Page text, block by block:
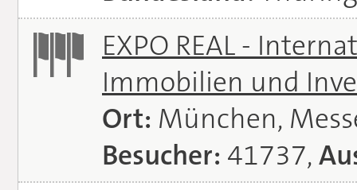
EXPO REAL -
Immobilien und
Ort: München,
Besucher: 41737,